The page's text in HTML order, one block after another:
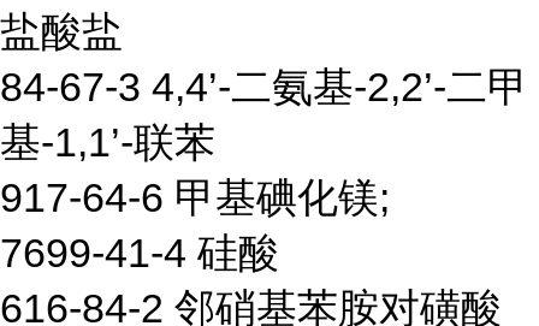
盐酸盐
84-67-3 4,4’-二氨基-2,2’-二甲
基-1,1’-联苯
917-64-6 甲基碘化镁;
7699-41-4 硅酸
616-84-2 邻硝基苯胺对磺酸